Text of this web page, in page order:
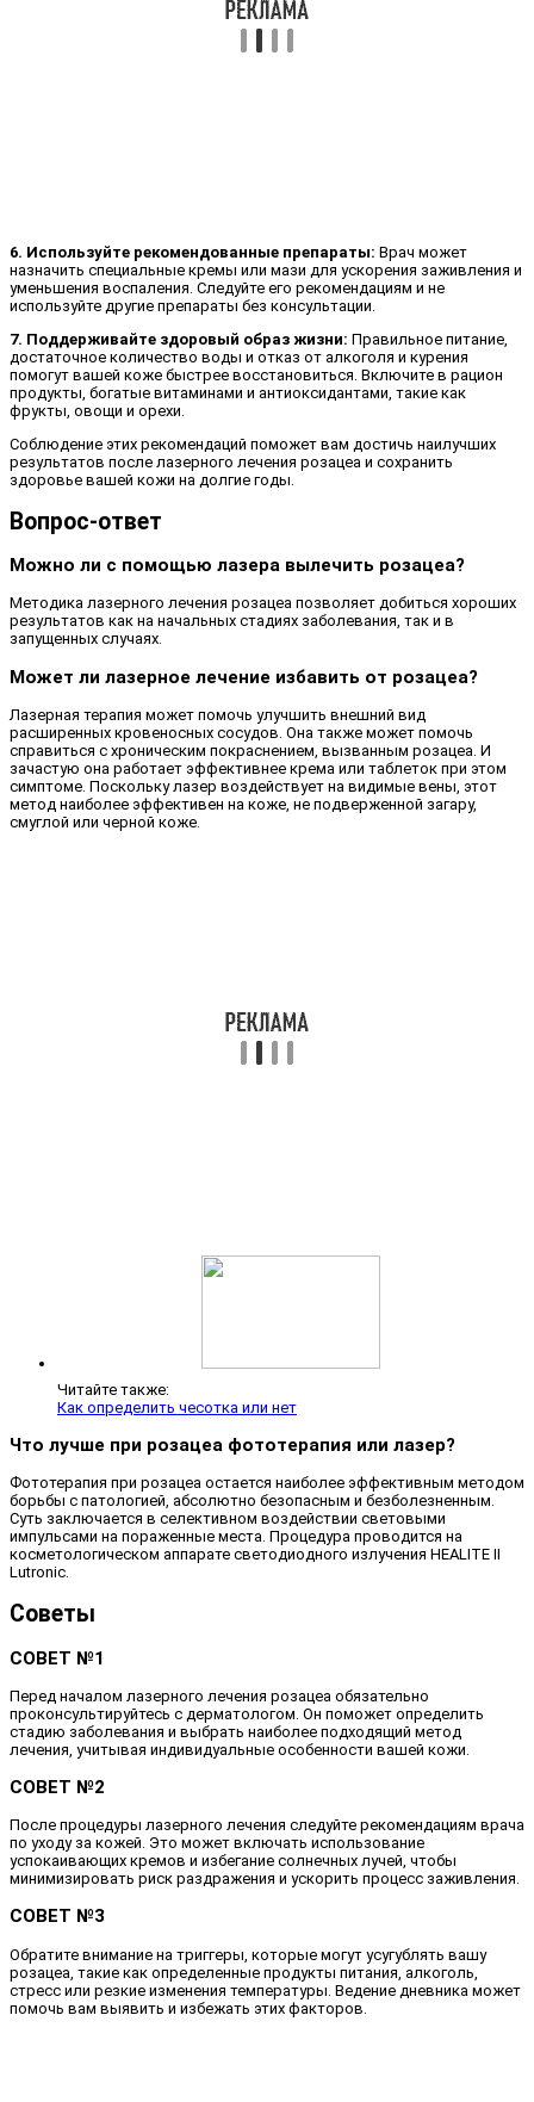
6. Используйте рекомендованные препараты: Врач может
назначить специальные кремы или мази для ускорения заживления и
уменьшения воспаления. Следуйте его рекомендациям и не
используйте другие препараты без консультации.
7. Поддерживайте здоровый образ жизни: Правильное питание,
достаточное количество воды и отказ от алкоголя и курения
помогут вашей коже быстрее восстановиться. Включите в рацион
продукты, богатые витаминами и антиоксидантами, такие как
фрукты, овощи и орехи.
Соблюдение этих рекомендаций поможет вам достичь наилучших
результатов после лазерного лечения розацеа и сохранить
здоровье вашей кожи на долгие годы.
Вопрос-ответ
Можно ли с помощью лазера вылечить розацеа?
Методика лазерного лечения розацеа позволяет добиться хороших
результатов как на начальных стадиях заболевания, так и в
запущенных случаях.
Может ли лазерное лечение избавить от розацеа?
Лазерная терапия может помочь улучшить внешний вид
расширенных кровеносных сосудов. Она также может помочь
справиться с хроническим покраснением, вызванным розацеа. И
зачастую она работает эффективнее крема или таблеток при этом
симптоме. Поскольку лазер воздействует на видимые вены, этот
метод наиболее эффективен на коже, не подверженной загару,
смуглой или черной коже.
Читайте также:
Как определить чесотка или нет
Что лучше при розацеа фототерапия или лазер?
Фототерапия при розацеа остается наиболее эффективным методом
борьбы с патологией, абсолютно безопасным и безболезненным.
Суть заключается в селективном воздействии световыми
импульсами на пораженные места. Процедура проводится на
косметологическом аппарате светодиодного излучения HEALITE II
Lutronic.
Советы
СОВЕТ №1
Перед началом лазерного лечения розацеа обязательно
проконсультируйтесь с дерматологом. Он поможет определить
стадию заболевания и выбрать наиболее подходящий метод
лечения, учитывая индивидуальные особенности вашей кожи.
СОВЕТ №2
После процедуры лазерного лечения следуйте рекомендациям врача
по уходу за кожей. Это может включать использование
успокаивающих кремов и избегание солнечных лучей, чтобы
минимизировать риск раздражения и ускорить процесс заживления.
СОВЕТ №3
Обратите внимание на триггеры, которые могут усугублять вашу
розацеа, такие как определенные продукты питания, алкоголь,
стресс или резкие изменения температуры. Ведение дневника может
помочь вам выявить и избежать этих факторов.